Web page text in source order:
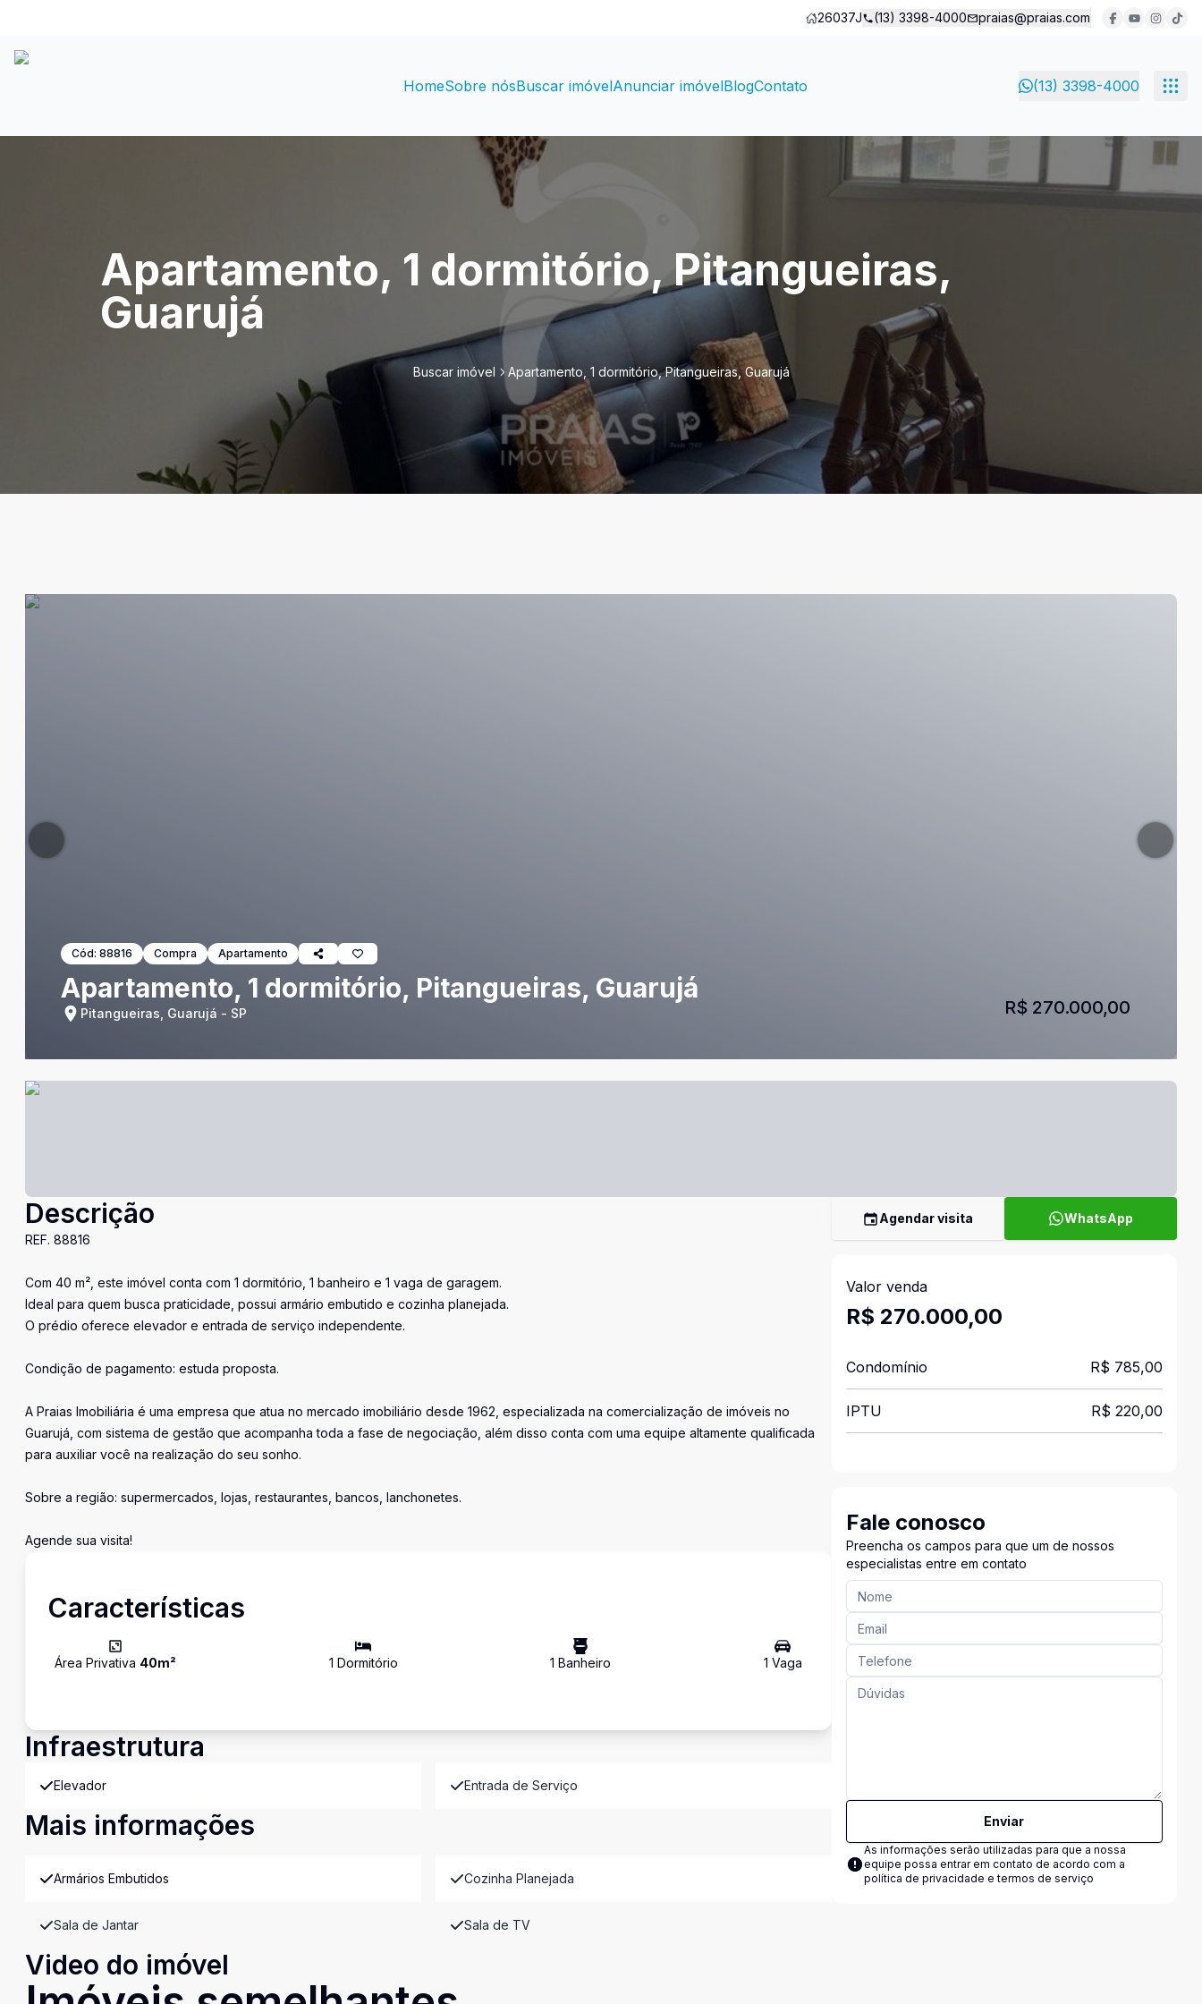
26037J (13) 3398-4000 praias@praias.com
HomeSobre nósBuscar imóvelAnunciar imóvelBlogContato (13) 3398-4000
Apartamento, 1 dormitório, Pitangueiras,
Guarujá
Buscar imóvel Apartamento, 1 dormitório, Pitangueiras, Guarujá
Cód: 88816 Compra Apartamento
Apartamento, 1 dormitório, Pitangueiras, Guarujá
Pitangueiras, Guarujá - SP R$ 270.000,00
Descrição
REF. 88816
Com 40 m², este imóvel conta com 1 dormitório, 1 banheiro e 1 vaga de garagem.
Ideal para quem busca praticidade, possui armário embutido e cozinha planejada.
O prédio oferece elevador e entrada de serviço independente.
Condição de pagamento: estuda proposta.
A Praias Imobiliária é uma empresa que atua no mercado imobiliário desde 1962, especializada na comercialização de imóveis no
Guarujá, com sistema de gestão que acompanha toda a fase de negociação, além disso conta com uma equipe altamente qualificada
para auxiliar você na realização do seu sonho.
Sobre a região: supermercados, lojas, restaurantes, bancos, lanchonetes.
Agende sua visita!
Características
Área Privativa 40m² 1 Dormitório 1 Banheiro 1 Vaga
Infraestrutura
Elevador Entrada de Serviço
Mais informações
Armários Embutidos Cozinha Planejada
Sala de Jantar Sala de TV
Video do imóvel
Agendar visita WhatsApp
Valor venda
R$ 270.000,00
Condomínio R$ 785,00
IPTU R$ 220,00
Fale conosco
Preencha os campos para que um de nossos
especialistas entre em contato
Enviar
As informações serão utilizadas para que a nossa
equipe possa entrar em contato de acordo com a
política de privacidade e termos de serviço